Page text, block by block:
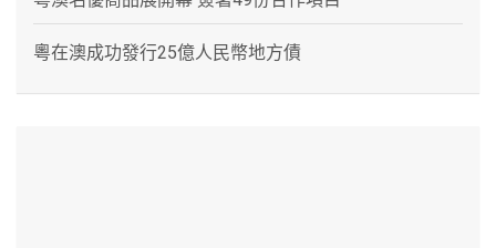
粵在澳成功發行25億人民幣地方債